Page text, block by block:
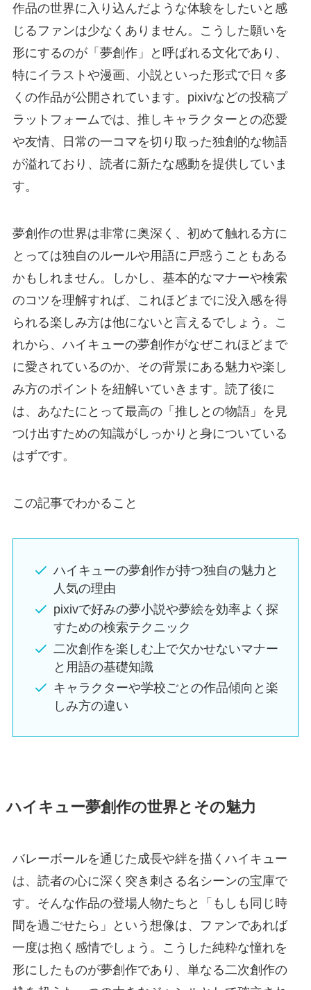
作品の世界に入り込んだような体験をしたいと感
じるファンは少なくありません。こうした願いを
形にするのが「夢創作」と呼ばれる文化であり、
特にイラストや漫画、小説といった形式で日々多
くの作品が公開されています。pixivなどの投稿プ
ラットフォームでは、推しキャラクターとの恋愛
や友情、日常の一コマを切り取った独創的な物語
が溢れており、読者に新たな感動を提供していま
す。
夢創作の世界は非常に奥深く、初めて触れる方に
とっては独自のルールや用語に戸惑うこともある
かもしれません。しかし、基本的なマナーや検索
のコツを理解すれば、これほどまでに没入感を得
られる楽しみ方は他にないと言えるでしょう。こ
れから、ハイキューの夢創作がなぜこれほどまで
に愛されているのか、その背景にある魅力や楽し
み方のポイントを紐解いていきます。読了後に
は、あなたにとって最高の「推しとの物語」を見
つけ出すための知識がしっかりと身についている
はずです。
この記事でわかること
ハイキューの夢創作が持つ独自の魅力と
人気の理由
pixivで好みの夢小説や夢絵を効率よく探
すための検索テクニック
二次創作を楽しむ上で欠かせないマナー
と用語の基礎知識
キャラクターや学校ごとの作品傾向と楽
しみ方の違い
ハイキュー夢創作の世界とその魅力
バレーボールを通じた成長や絆を描くハイキュー
は、読者の心に深く突き刺さる名シーンの宝庫で
す。そんな作品の登場人物たちと「もしも同じ時
間を過ごせたら」という想像は、ファンであれば
一度は抱く感情でしょう。こうした純粋な憧れを
形にしたものが夢創作であり、単なる二次創作の